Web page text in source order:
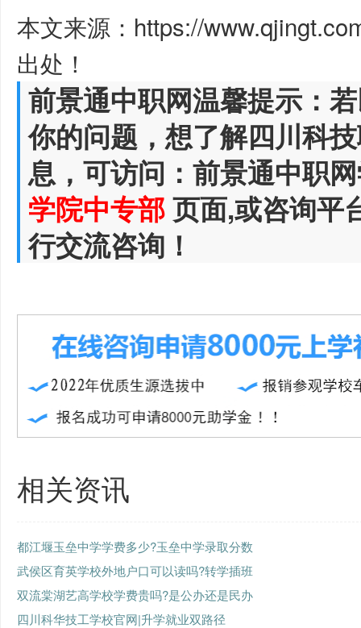
本文来源：https://
出处！
前景通中职网温馨提示：
你的问题，想了解四川科
息，可访问：前景通中职
学院中专部页面,或咨询平
行交流咨询！
相关资讯
都江堰玉垒中学学费多少?玉垒中学录取分数
武侯区育英学校外地户口可以读吗?转学插班
双流棠湖艺高学校学费贵吗?是公办还是民办
四川科华技工学校官网|升学就业双路径